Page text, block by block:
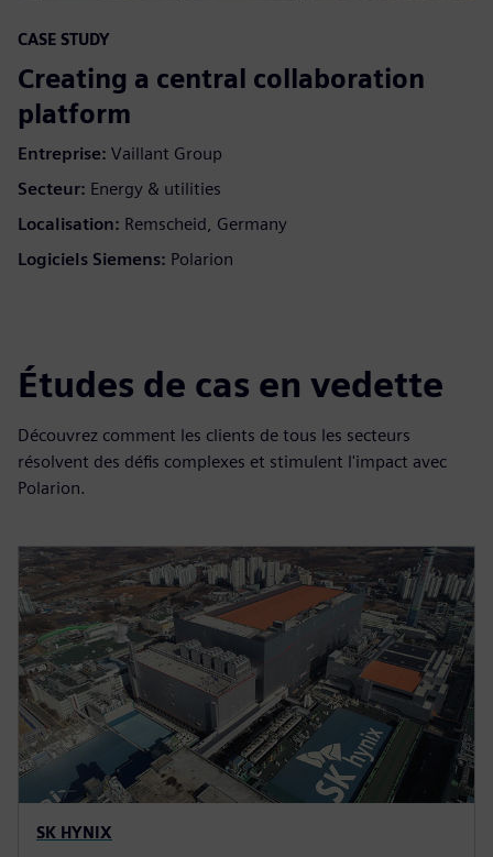
CASE STUDY
Creating a central collaboration
platform
Entreprise: Vaillant Group
Secteur: Energy & utilities
Localisation: Remscheid, Germany
Logiciels Siemens: Polarion
Études de cas en vedette
Découvrez comment les clients de tous les secteurs
résolvent des défis complexes et stimulent l'impact avec
Polarion.
SK HYNIX